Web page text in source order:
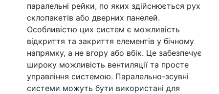
паралельні рейки, по яких здійснюється рух
склопакетів або дверних панелей.
Особливістю цих систем є можливість
відкриття та закриття елементів у бічному
напрямку, а не вгору або вбік. Це забезпечує
широку можливість вентиляції та просте
управління системою. Паралельно-зсувні
системи можуть бути використані для